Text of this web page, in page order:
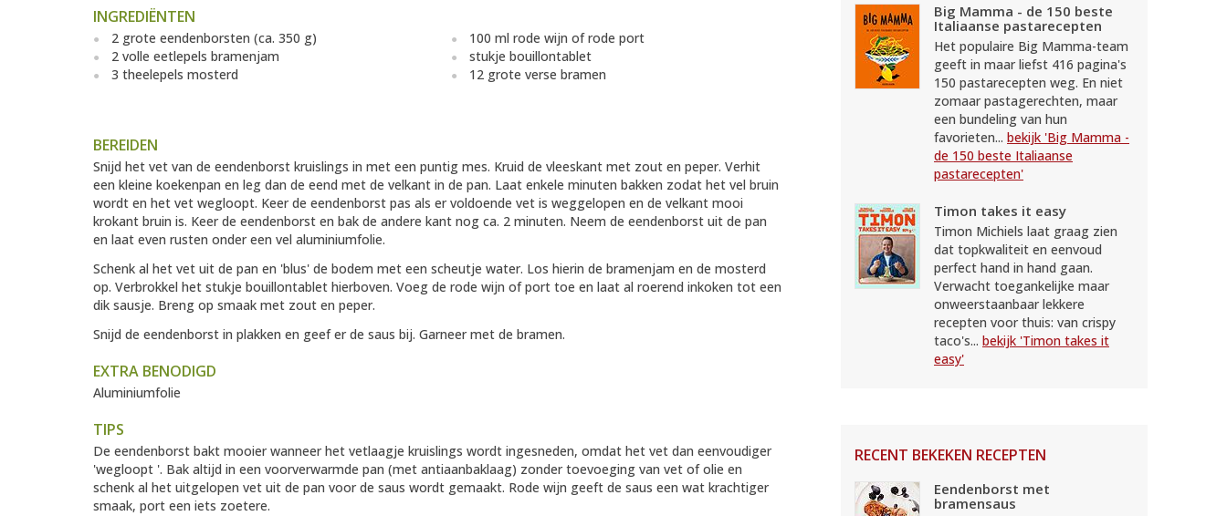
INGREDIËNTEN
2 grote eendenborsten (ca. 350 g)
2 volle eetlepels bramenjam
3 theelepels mosterd
100 ml rode wijn of rode port
stukje bouillontablet
12 grote verse bramen
BEREIDEN
Snijd het vet van de eendenborst kruislings in met een puntig mes. Kruid de vleeskant met zout en peper. Verhit
een kleine koekenpan en leg dan de eend met de velkant in de pan. Laat enkele minuten bakken zodat het vel bruin
wordt en het vet wegloopt. Keer de eendenborst pas als er voldoende vet is weggelopen en de velkant mooi
krokant bruin is. Keer de eendenborst en bak de andere kant nog ca. 2 minuten. Neem de eendenborst uit de pan
en laat even rusten onder een vel aluminiumfolie.
Schenk al het vet uit de pan en 'blus' de bodem met een scheutje water. Los hierin de bramenjam en de mosterd
op. Verbrokkel het stukje bouillontablet hierboven. Voeg de rode wijn of port toe en laat al roerend inkoken tot een
dik sausje. Breng op smaak met zout en peper.
Snijd de eendenborst in plakken en geef er de saus bij. Garneer met de bramen.
EXTRA BENODIGD
Aluminiumfolie
TIPS
De eendenborst bakt mooier wanneer het vetlaagje kruislings wordt ingesneden, omdat het vet dan eenvoudiger
'wegloopt '. Bak altijd in een voorverwarmde pan (met antiaanbaklaag) zonder toevoeging van vet of olie en
schenk al het uitgelopen vet uit de pan voor de saus wordt gemaakt. Rode wijn geeft de saus een wat krachtiger
smaak, port een iets zoetere.
Big Mamma - de 150 beste
Italiaanse pastarecepten
Het populaire Big Mamma-team
geeft in maar liefst 416 pagina's
150 pastarecepten weg. En niet
zomaar pastagerechten, maar
een bundeling van hun
favorieten... bekijk 'Big Mamma -
de 150 beste Italiaanse
pastarecepten'
Timon takes it easy
Timon Michiels laat graag zien
dat topkwaliteit en eenvoud
perfect hand in hand gaan.
Verwacht toegankelijke maar
onweerstaanbaar lekkere
recepten voor thuis: van crispy
taco's... bekijk 'Timon takes it
easy'
RECENT BEKEKEN RECEPTEN
Eendenborst met
bramensaus